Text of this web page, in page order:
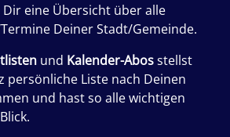
eine Übersicht über alle
Deiner Stadt/Gemeinde.
und Kalender-Abosstellst
persönliche Liste nach Deinen
und hast so alle wichtigen